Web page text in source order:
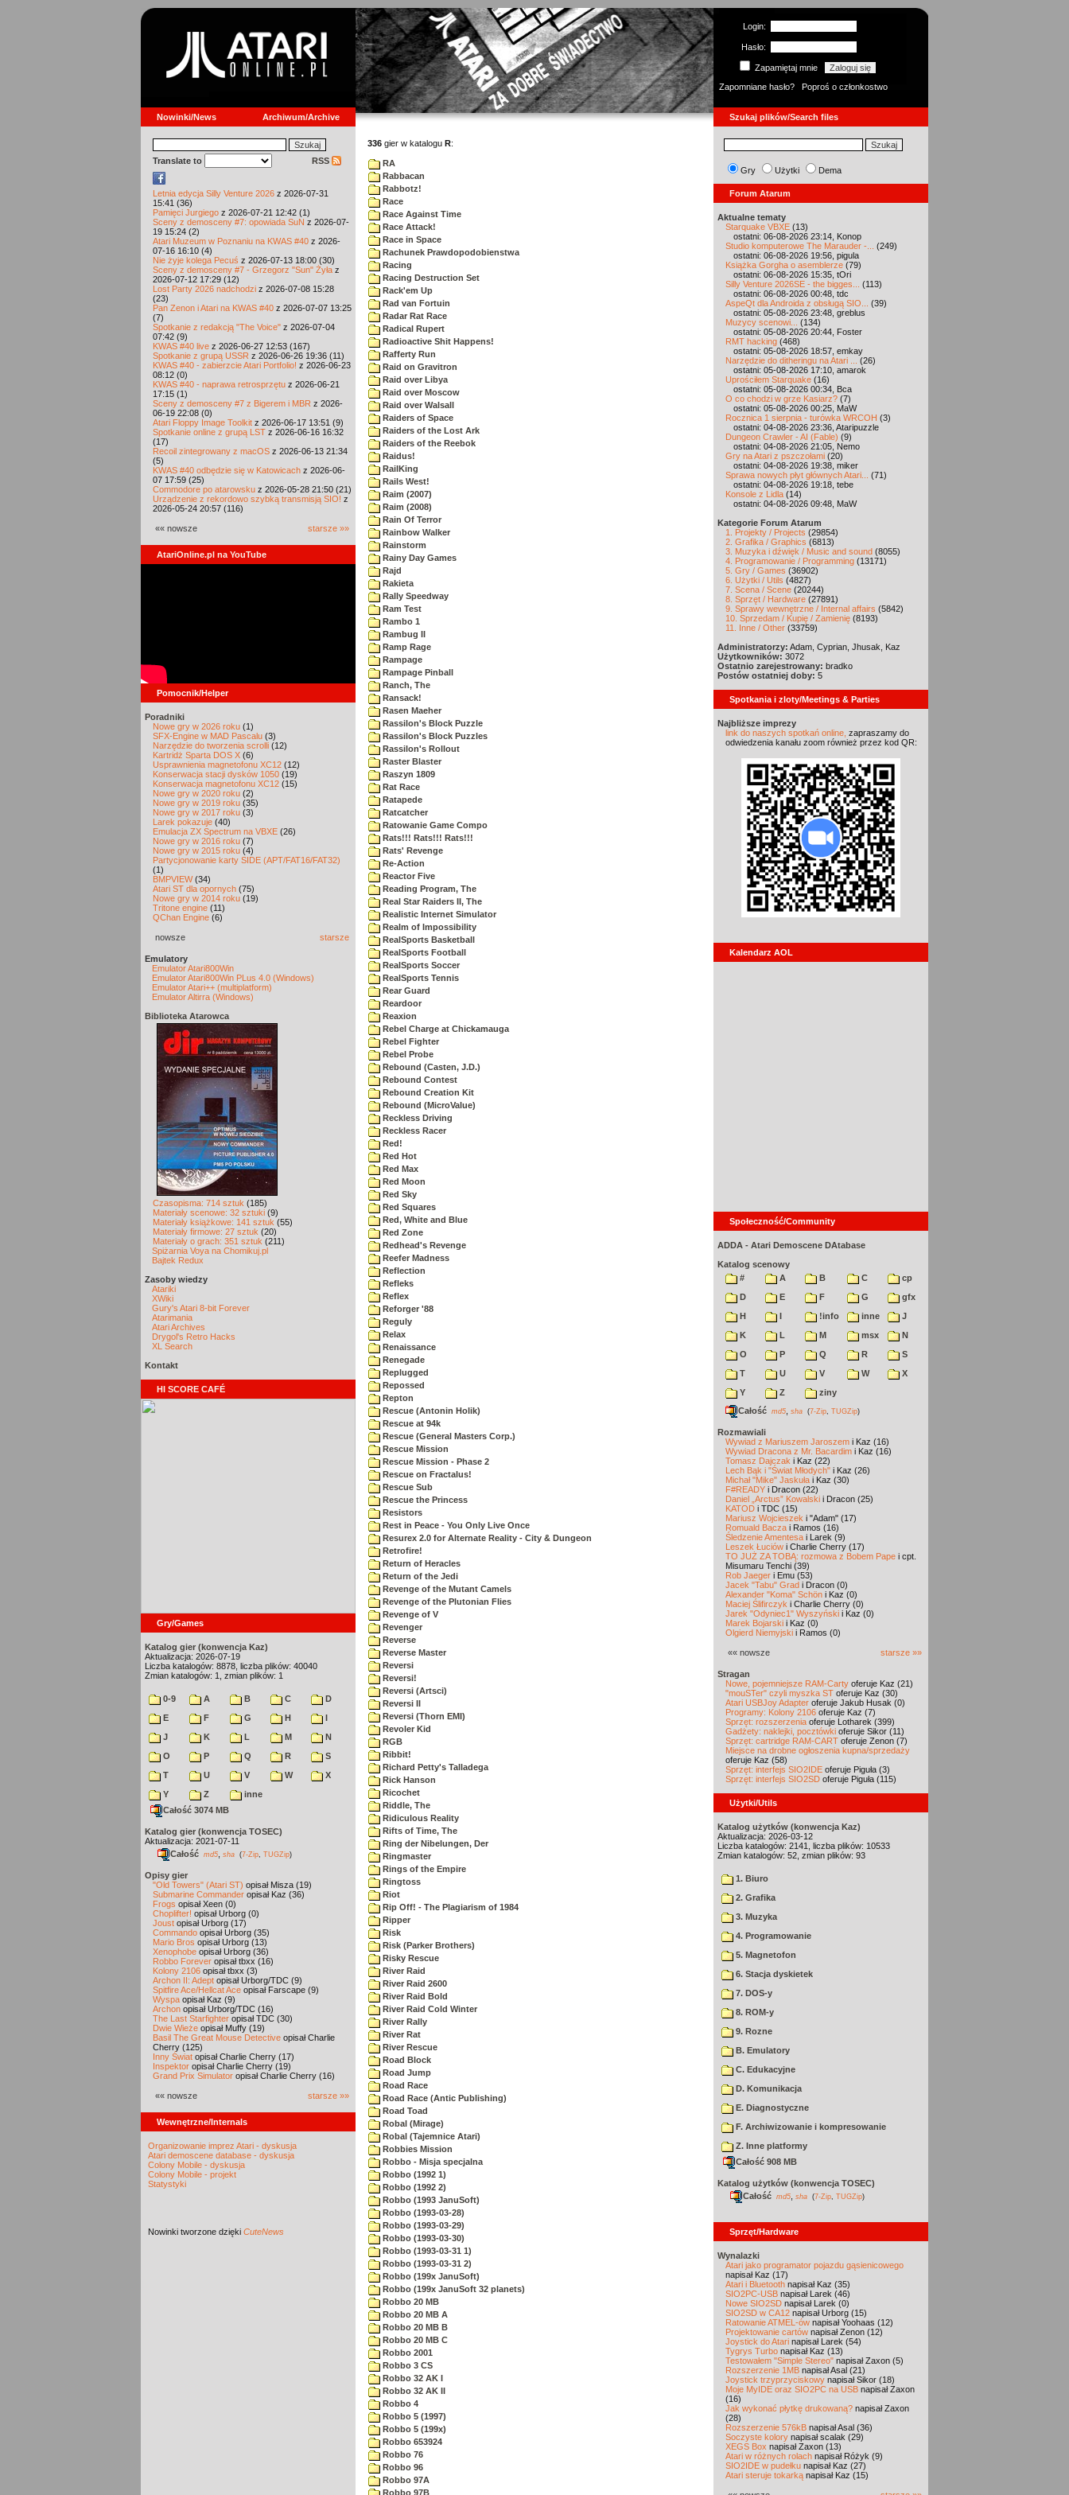
Login:
Hasło:
Zapamiętaj mnie
Zapomniane hasło?
Poproś o członkostwo
Nowinki/News Archiwum/Archive Szukaj plików/Search files
Translate to RSS
Letnia edycja Silly Venture 2026 z 2026-07-31
15:41 (36)
Pamięci Jurgiego z 2026-07-21 12:42 (1)
Sceny z demosceny #7: opowiada SuN z 2026-07-
19 15:24 (2)
Atari Muzeum w Poznaniu na KWAS #40 z 2026-
07-16 16:10 (4)
Nie żyje kolega Pecuś z 2026-07-13 18:00 (30)
Sceny z demosceny #7 - Grzegorz "Sun" Żyła z
2026-07-12 17:29 (12)
Lost Party 2026 nadchodzi z 2026-07-08 15:28
(23)
Pan Zenon i Atari na KWAS #40 z 2026-07-07 13:25
(7)
Spotkanie z redakcją "The Voice" z 2026-07-04
07:42 (9)
KWAS #40 live z 2026-06-27 12:53 (167)
Spotkanie z grupą USSR z 2026-06-26 19:36 (11)
KWAS #40 - zabierzcie Atari Portfolio! z 2026-06-23
08:12 (0)
KWAS #40 - naprawa retrosprzętu z 2026-06-21
17:15 (1)
Sceny z demosceny #7 z Bigerem i MBR z 2026-
06-19 22:08 (0)
Atari Floppy Image Toolkit z 2026-06-17 13:51 (9)
Spotkanie online z grupą LST z 2026-06-16 16:32
(17)
Recoil zintegrowany z macOS z 2026-06-13 21:34
(5)
KWAS #40 odbędzie się w Katowicach z 2026-06-
07 17:59 (25)
Commodore po atarowsku z 2026-05-28 21:50 (21)
Urządzenie z rekordowo szybką transmisją SIO! z
2026-05-24 20:57 (116)
«« nowsze starsze »»
AtariOnline.pl na YouTube
Pomocnik/Helper
Poradniki
Nowe gry w 2026 roku (1)
SFX-Engine w MAD Pascalu (3)
Narzędzie do tworzenia scrolli (12)
Kartridż Sparta DOS X (6)
Usprawnienia magnetofonu XC12 (12)
Konserwacja stacji dysków 1050 (19)
Konserwacja magnetofonu XC12 (15)
Nowe gry w 2020 roku (2)
Nowe gry w 2019 roku (35)
Nowe gry w 2017 roku (3)
Larek pokazuje (40)
Emulacja ZX Spectrum na VBXE (26)
Nowe gry w 2016 roku (7)
Nowe gry w 2015 roku (4)
Partycjonowanie karty SIDE (APT/FAT16/FAT32)
(1)
BMPVIEW(34)
Atari ST dla opornych (75)
Nowe gry w 2014 roku (19)
Tritone engine (11)
QChan Engine (6)
nowsze starsze
Emulatory
Emulator Atari800Win
Emulator Atari800Win PLus 4.0 (Windows)
Emulator Atari++ (multiplatform)
Emulator Altirra (Windows)
Biblioteka Atarowca
Czasopisma: 714 sztuk (185)
Materiały scenowe: 32 sztuki (9)
Materiały książkowe: 141 sztuk (55)
Materiały firmowe: 27 sztuk (20)
Materiały o grach: 351 sztuk (211)
Spiżarnia Voya na Chomikuj.pl
Bajtek Redux
Zasoby wiedzy
Atariki
XWiki
Gury's Atari 8-bit Forever
Atarimania
Atari Archives
Drygol's Retro Hacks
XL Search
Kontakt
HI SCORE CAFÉ
Gry/Games
Katalog gier (konwencja Kaz)
Aktualizacja: 2026-07-19
Liczba katalogów: 8878, liczba plików: 40040
Zmian katalogów: 1, zmian plików: 1
0-9 A B C
D
E
F G H
I
J
K L M
N
O
P Q R
S
T
U V W
X
Y
Z
inne
Całość 3074 MB
Katalog gier (konwencja TOSEC)
Aktualizacja: 2021-07-11
Całość md5 sha (7-Zip TUGZip)
Opisy gier
"Old Towers" (Atari ST) opisał Misza (19)
Submarine Commander opisał Kaz (36)
Frogs opisał Xeen (0)
Choplifter! opisał Urborg (0)
Joust opisał Urborg (17)
Commando opisał Urborg (35)
Mario Bros opisał Urborg (13)
Xenophobe opisał Urborg (36)
Robbo Forever opisał tbxx (16)
Kolony 2106 opisał tbxx (3)
Archon II: Adept opisał Urborg/TDC (9)
Spitfire Ace/Hellcat Ace opisał Farscape (9)
Wyspa opisał Kaz (9)
Archon opisał Urborg/TDC (16)
The Last Starfighter opisał TDC (30)
Dwie Wieże opisał Muffy (19)
Basil The Great Mouse Detective opisał Charlie
Cherry (125)
Inny Świat opisał Charlie Cherry (17)
Inspektor opisał Charlie Cherry (19)
Grand Prix Simulator opisał Charlie Cherry (16)
«« nowsze starsze »»
Wewnętrzne/Internals
Organizowanie imprez Atari - dyskusja
Atari demoscene database - dyskusja
Colony Mobile - dyskusja
Colony Mobile - projekt
Statystyki
Nowinki tworzone dzięki CuteNews
336 gier w katalogu R:
RA
Rabbacan
Rabbotz!
Race
Race Against Time
Race Attack!
Race in Space
Rachunek Prawdopodobienstwa
Racing
Racing Destruction Set
Rack'em Up
Rad van Fortuin
Radar Rat Race
Radical Rupert
Radioactive Shit Happens!
Rafferty Run
Raid on Gravitron
Raid over Libya
Raid over Moscow
Raid over Walsall
Raiders of Space
Raiders of the Lost Ark
Raiders of the Reebok
Raidus!
RailKing
Rails West!
Raim (2007)
Raim (2008)
Rain Of Terror
Rainbow Walker
Rainstorm
Rainy Day Games
Rajd
Rakieta
Rally Speedway
Ram Test
Rambo 1
Rambug II
Ramp Rage
Rampage
Rampage Pinball
Ranch, The
Ransack!
Rasen Maeher
Rassilon's Block Puzzle
Rassilon's Block Puzzles
Rassilon's Rollout
Raster Blaster
Raszyn 1809
Rat Race
Ratapede
Ratcatcher
Ratowanie Game Compo
Rats!!! Rats!!! Rats!!!
Rats' Revenge
Re-Action
Reactor Five
Reading Program, The
Real Star Raiders II, The
Realistic Internet Simulator
Realm of Impossibility
RealSports Basketball
RealSports Football
RealSports Soccer
RealSports Tennis
Rear Guard
Reardoor
Reaxion
Rebel Charge at Chickamauga
Rebel Fighter
Rebel Probe
Rebound (Casten, J.D.)
Rebound Contest
Rebound Creation Kit
Rebound (MicroValue)
Reckless Driving
Reckless Racer
Red!
Red Hot
Red Max
Red Moon
Red Sky
Red Squares
Red, White and Blue
Red Zone
Redhead's Revenge
Reefer Madness
Reflection
Refleks
Reflex
Reforger '88
Reguly
Relax
Renaissance
Renegade
Replugged
Repossed
Repton
Rescue (Antonin Holik)
Rescue at 94k
Rescue (General Masters Corp.)
Rescue Mission
Rescue Mission - Phase 2
Rescue on Fractalus!
Rescue Sub
Rescue the Princess
Resistors
Rest in Peace - You Only Live Once
Resurex 2.0 for Alternate Reality - City & Dungeon
Retrofire!
Return of Heracles
Return of the Jedi
Revenge of the Mutant Camels
Revenge of the Plutonian Flies
Revenge of V
Revenger
Reverse
Reverse Master
Reversi
Reversi!
Reversi (Artsci)
Reversi II
Reversi (Thorn EMI)
Revoler Kid
RGB
Ribbit!
Richard Petty's Talladega
Rick Hanson
Ricochet
Riddle, The
Ridiculous Reality
Rifts of Time, The
Ring der Nibelungen, Der
Ringmaster
Rings of the Empire
Ringtoss
Riot
Rip Off! - The Plagiarism of 1984
Ripper
Risk
Risk (Parker Brothers)
Risky Rescue
River Raid
River Raid 2600
River Raid Bold
River Raid Cold Winter
River Rally
River Rat
River Rescue
Road Block
Road Jump
Road Race
Road Race (Antic Publishing)
Road Toad
Robal (Mirage)
Robal (Tajemnice Atari)
Robbies Mission
Robbo - Misja specjalna
Robbo (1992 1)
Robbo (1992 2)
Robbo (1993 JanuSoft)
Robbo (1993-03-28)
Robbo (1993-03-29)
Robbo (1993-03-30)
Robbo (1993-03-31 1)
Robbo (1993-03-31 2)
Robbo (199x JanuSoft)
Robbo (199x JanuSoft 32 planets)
Robbo 20 MB
Robbo 20 MB A
Robbo 20 MB B
Robbo 20 MB C
Robbo 2001
Robbo 3 CS
Robbo 32 AK I
Robbo 32 AK II
Robbo 4
Robbo 5 (1997)
Robbo 5 (199x)
Robbo 653924
Robbo 76
Robbo 96
Robbo 97A
Robbo 97B
Gry Użytki Dema
Forum Atarum
Aktualne tematy
Starquake VBXE (13)
ostatni: 06-08-2026 23:14, Konop
Studio komputerowe The Marauder -...
(249)
ostatni: 06-08-2026 19:56, pigula
Książka Gorgha o asemblerze (79)
ostatni: 06-08-2026 15:35, tOri
Silly Venture 2026SE - the bigges...
(113)
ostatni: 06-08-2026 00:48, tdc
AspeQt dla Androida z obsługą SIO...
(39)
ostatni: 05-08-2026 23:48, greblus
Muzycy scenowi...
(134)
ostatni: 05-08-2026 20:44, Foster
RMT hacking (468)
ostatni: 05-08-2026 18:57, emkay
Narzędzie do ditheringu na Atari ...
(26)
ostatni: 05-08-2026 17:10, amarok
Uprościłem Starquake (16)
ostatni: 05-08-2026 00:34, Bca
O co chodzi w grze Kasiarz? (7)
ostatni: 05-08-2026 00:25, MaW
Rocznica 1 sierpnia - turówka WRCOH (3)
ostatni: 04-08-2026 23:36, Ataripuzzle
Dungeon Crawler - AI (Fable) (9)
ostatni: 04-08-2026 21:05, Nemo
Gry na Atari z pszczołami (20)
ostatni: 04-08-2026 19:38, miker
Sprawa nowych płyt głównych Atari...
(71)
ostatni: 04-08-2026 19:18, tebe
Konsole z Lidla (14)
ostatni: 04-08-2026 09:48, MaW
Kategorie Forum Atarum
1. Projekty / Projects (29854)
2. Grafika / Graphics (6813)
3. Muzyka i dźwięk / Music and sound (8055)
4. Programowanie / Programming (13171)
5. Gry / Games (36902)
6. Użytki / Utils (4827)
7. Scena / Scene (20244)
8. Sprzęt / Hardware (27891)
9. Sprawy wewnętrzne / Internal affairs (5842)
10. Sprzedam / Kupię / Zamienię (8193)
11. Inne / Other (33759)
Administratorzy: Adam, Cyprian, Jhusak, Kaz
Użytkowników: 3072
Ostatnio zarejestrowany: bradko
Postów ostatniej doby: 5
Spotkania i zloty/Meetings & Parties
Najbliższe imprezy
link do naszych spotkań online, zapraszamy do
odwiedzenia kanału zoom również przez kod QR:
Kalendarz AOL
Społeczność/Community
ADDA - Atari Demoscene DAtabase
Katalog scenowy
#
A B C
cp
D
E F G
gfx
H
I !info inne
J
K
L M msx
N
O
P Q R
S
T
U V W
X
Y
Z
ziny
Całość md5 sha (7-Zip TUGZip)
Rozmawiali
Wywiad z Mariuszem Jaroszem i Kaz (16)
Wywiad Dracona z Mr. Bacardim i Kaz (16)
Tomasz Dajczak i Kaz (22)
Lech Bąk i "Świat Młodych" i Kaz (26)
Michał "Mike" Jaskuła i Kaz (30)
F#READY i Dracon (22)
Daniel „Arctus” Kowalski i Dracon (25)
KATOD i TDC (15)
Mariusz Wojcieszek i "Adam" (17)
Romuald Bacza i Ramos (16)
Śledzenie Amentesa i Larek (9)
Leszek Łuciów i Charlie Cherry (17)
TO JUŻ ZA TOBĄ: rozmowa z Bobem Pape i cpt.
Misumaru Tenchi (39)
Rob Jaeger i Emu (53)
Jacek "Tabu" Grad i Dracon (0)
Alexander "Koma" Schön i Kaz (0)
Maciej Ślifirczyk i Charlie Cherry (0)
Jarek "Odyniec1" Wyszyński i Kaz (0)
Marek Bojarski i Kaz (0)
Olgierd Niemyjski i Ramos (0)
«« nowsze starsze »»
Stragan
Nowe, pojemniejsze RAM-Carty oferuje Kaz (21)
"mouSTer" czyli myszka ST oferuje Kaz (30)
Atari USBJoy Adapter oferuje Jakub Husak (0)
Programy: Kolony 2106 oferuje Kaz (7)
Sprzęt: rozszerzenia oferuje Lotharek (399)
Gadżety: naklejki, pocztówki oferuje Sikor (11)
Sprzęt: cartridge RAM-CART oferuje Zenon (7)
Miejsce na drobne ogłoszenia kupna/sprzedaży
oferuje Kaz (58)
Sprzęt: interfejs SIO2IDE oferuje Piguła (3)
Sprzęt: interfejs SIO2SD oferuje Piguła (115)
Użytki/Utils
Katalog użytków (konwencja Kaz)
Aktualizacja: 2026-03-12
Liczba katalogów: 2141, liczba plików: 10533
Zmian katalogów: 52, zmian plików: 93
1. Biuro
2. Grafika
3. Muzyka
4. Programowanie
5. Magnetofon
6. Stacja dyskietek
7. DOS-y
8. ROM-y
9. Rozne
B. Emulatory
C. Edukacyjne
D. Komunikacja
E. Diagnostyczne
F. Archiwizowanie i kompresowanie
Z. Inne platformy
Całość 908 MB
Katalog użytków (konwencja TOSEC)
Całość md5 sha (7-Zip TUGZip)
Sprzęt/Hardware
Wynalazki
Atari jako programator pojazdu gąsienicowego
napisał Kaz (17)
Atari i Bluetooth napisał Kaz (35)
SIO2PC-USB napisał Larek (46)
Nowe SIO2SD napisał Larek (0)
SIO2SD w CA12 napisał Urborg (15)
Ratowanie ATMEL-ów napisał Yoohaas (12)
Projektowanie cartów napisał Zenon (12)
Joystick do Atari napisał Larek (54)
Tygrys Turbo napisał Kaz (13)
Testowałem "Simple Stereo" napisał Zaxon (5)
Rozszerzenie 1MB napisał Asal (21)
Joystick trzyprzyciskowy napisał Sikor (18)
Moje MyIDE oraz SIO2PC na USB napisał Zaxon
(16)
Jak wykonać płytkę drukowaną? napisał Zaxon
(28)
Rozszerzenie 576kB napisał Asal (36)
Soczyste kolory napisał scalak (29)
XEGS Box napisał Zaxon (13)
Atari w różnych rolach napisał Różyk (9)
SIO2IDE w pudełku napisał Kaz (27)
Atari steruje tokarką napisał Kaz (15)